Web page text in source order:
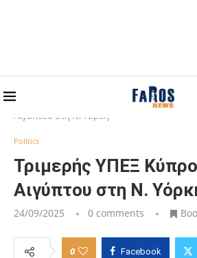
Home
Τριμερής ΥΠΕΞ
Αιγύπτου στη Ν. Υόρκη
Politics
Τριμερής ΥΠΕΞ
Αιγύπτου στη Ν.
24/09/2025 0 comments
0 Facebook